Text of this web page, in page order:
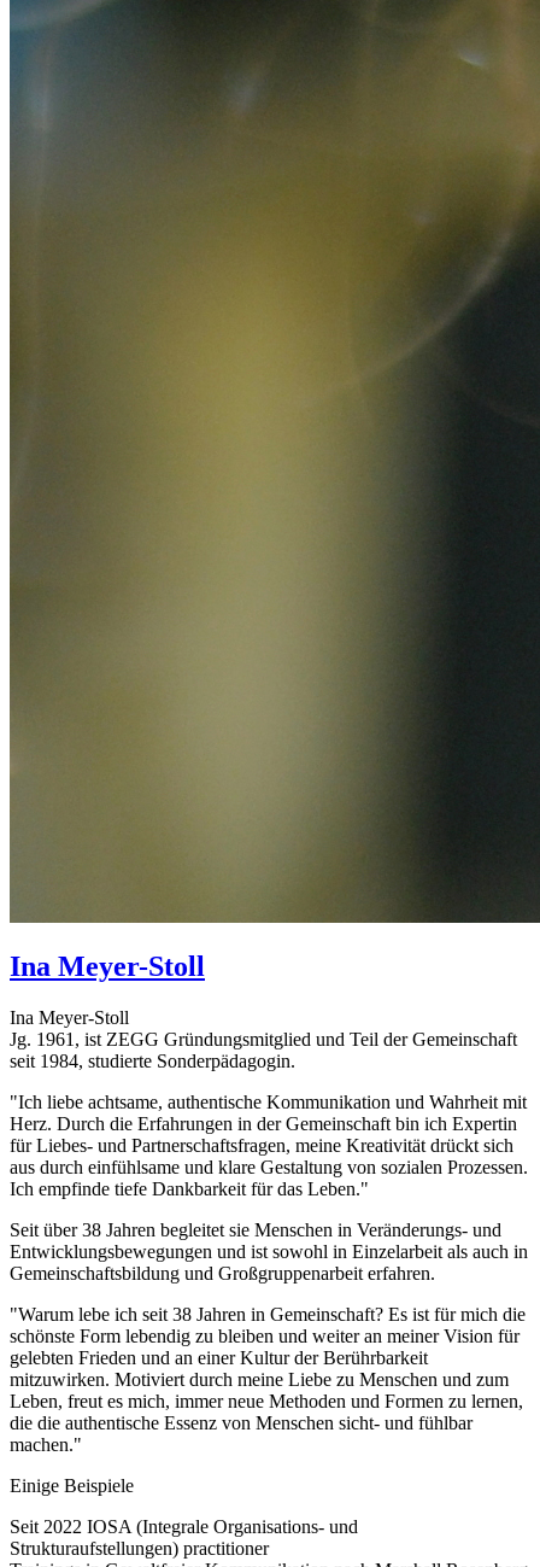
Ina Meyer-Stoll
Ina Meyer-Stoll
Jg. 1961, ist ZEGG Gründungsmitglied und Teil der Gemeinschaft
seit 1984, studierte Sonderpädagogin.
"Ich liebe achtsame, authentische Kommunikation und Wahrheit mit
Herz. Durch die Erfahrungen in der Gemeinschaft bin ich Expertin
für Liebes- und Partnerschaftsfragen, meine Kreativität drückt sich
aus durch einfühlsame und klare Gestaltung von sozialen Prozessen.
Ich empfinde tiefe Dankbarkeit für das Leben."
Seit über 38 Jahren begleitet sie Menschen in Veränderungs- und
Entwicklungsbewegungen und ist sowohl in Einzelarbeit als auch in
Gemeinschaftsbildung und Großgruppenarbeit erfahren.
"Warum lebe ich seit 38 Jahren in Gemeinschaft? Es ist für mich die
schönste Form lebendig zu bleiben und weiter an meiner Vision für
gelebten Frieden und an einer Kultur der Berührbarkeit
mitzuwirken. Motiviert durch meine Liebe zu Menschen und zum
Leben, freut es mich, immer neue Methoden und Formen zu lernen,
die die authentische Essenz von Menschen sicht- und fühlbar
machen."
Einige Beispiele
Seit 2022 IOSA (Integrale Organisations- und
Strukturaufstellungen) practitioner